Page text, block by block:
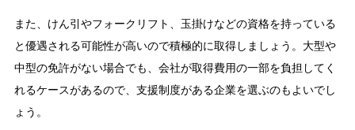
また、けん引やフォークリフト、玉掛けなどの資格を持っている
と優遇される可能性が高いので積極的に取得しましょう。大型や
中型の免許がない場合でも、会社が取得費用の一部を負担してく
れるケースがあるので、支援制度がある企業を選ぶのもよいでし
ょう。